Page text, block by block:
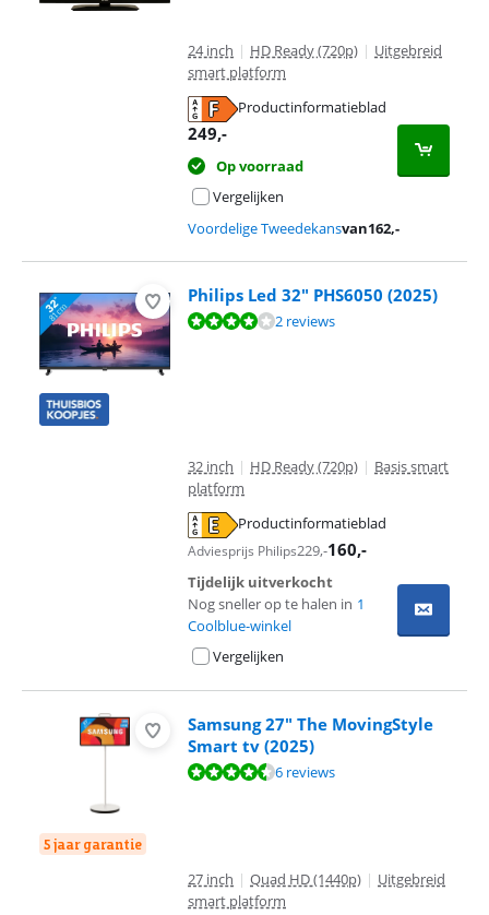
24 inch | HD Ready (720p) | Uitgebreid
smart platform
Productinformatieblad
249,-
Op voorraad
Vergelijken
Voordelige Tweedekansvan162,-
Philips Led 32" PHS6050 (2025)
Beoordeling is 7,6 van de 10, gebaseerd op 2 reviews.
2 reviews
32 inch | HD Ready (720p) | Basis smart
platform
Productinformatieblad
Adviesprijs Philips229,-160,-
Tijdelijk uitverkocht
Nog sneller op te halen in 1
Coolblue-winkel
Vergelijken
5 jaar garantie
Samsung 27" The MovingStyle
Smart tv (2025)
Beoordeling is 9,0 van de 10, gebaseerd op 6 reviews.
6 reviews
27 inch | Quad HD (1440p) | Uitgebreid
smart platform